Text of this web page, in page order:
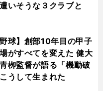
いそうな３クラブと
野球】創部10年目の甲子
がすべてを変えた 健大
栁監督が語る「機動破
うして生まれた